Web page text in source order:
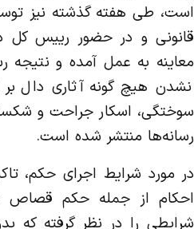
قانونی و در حضور رییس کل
معاینه به عمل آمده و
نشدن هیچ گونه آثاری دال
سوختگی، اسکار جراحت و
رسانه‌ها منتشر شده است.
در مورد شرایط اجرای حکم،
احکام از جمله حکم قصاص
شرایطی را در نظر گرفته که